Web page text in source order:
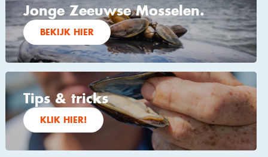
Jonge Zeeuwse Mosselen.
BEKIJK HIER
Tips & tricks
KLIK HIER!